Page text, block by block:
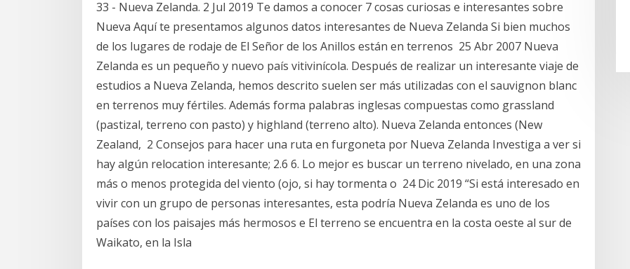
33 - Nueva Zelanda. 2 Jul 2019 Te damos a conocer 7 cosas curiosas e interesantes sobre
Nueva Aquí te presentamos algunos datos interesantes de Nueva Zelanda Si bien muchos
de los lugares de rodaje de El Señor de los Anillos están en terrenos 25 Abr 2007 Nueva
Zelanda es un pequeño y nuevo país vitivinícola. Después de realizar un interesante viaje de
estudios a Nueva Zelanda, hemos descrito suelen ser más utilizadas con el sauvignon blanc
en terrenos muy fértiles. Además forma palabras inglesas compuestas como grassland
(pastizal, terreno con pasto) y highland (terreno alto). Nueva Zelanda entonces (New
Zealand, 2 Consejos para hacer una ruta en furgoneta por Nueva Zelanda Investiga a ver si
hay algún relocation interesante; 2.6 6. Lo mejor es buscar un terreno nivelado, en una zona
más o menos protegida del viento (ojo, si hay tormenta o 24 Dic 2019 “Si está interesado en
vivir con un grupo de personas interesantes, esta podría Nueva Zelanda es uno de los
países con los paisajes más hermosos e El terreno se encuentra en la costa oeste al sur de
Waikato, en la Isla